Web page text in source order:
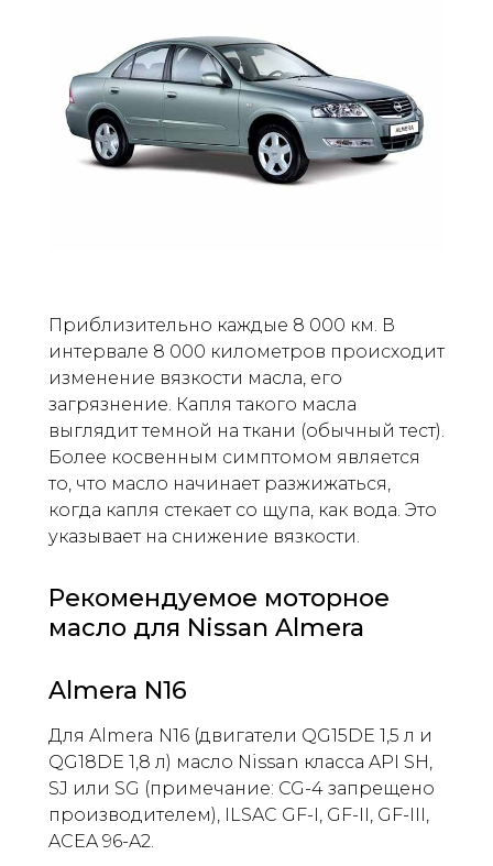
Приблизительно каждые 8 000 км. В
интервале 8 000 километров происходит
изменение вязкости масла, его
загрязнение. Капля такого масла
выглядит темной на ткани (обычный тест).
Более косвенным симптомом является
то, что масло начинает разжижаться,
когда капля стекает со щупа, как вода. Это
указывает на снижение вязкости.
Рекомендуемое моторное
масло для Nissan Almera
Almera N16
Для Almera N16 (двигатели QG15DE 1,5 л и
QG18DE 1,8 л) масло Nissan класса API SH,
SJ или SG (примечание: CG-4 запрещено
производителем), ILSAC GF-I, GF-II, GF-III,
ACEA 96-A2.